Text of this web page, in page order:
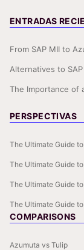
ENTRADAS
From SAP MII to
Alternatives to
The Importance of
PERSPECTIVAS
The Ultimate Guide
The Ultimate Guide
The Ultimate Guide
The Ultimate Guide
COMPARISONS
Azumuta vs Tulip